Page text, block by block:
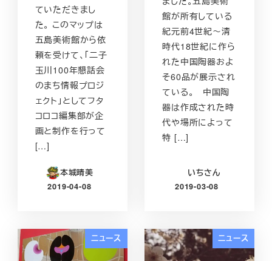
ていただきまし
た。 このマップは
五島美術館から依
頼を受けて、「二子
玉川100年懇話会
のまち情報プロジ
ェクト」としてフタ
コロコ編集部が企
画と制作を行って
[…]
本城晴美
投稿日
2019-04-08
館が所有している
紀元前4世紀～清
時代18世紀に作ら
れた中国陶器およ
そ60品が展示され
ている。 中国陶
器は作成された時
代や場所によって
特 […]
いちさん
投稿日
2019-03-08
ニュース ニュース